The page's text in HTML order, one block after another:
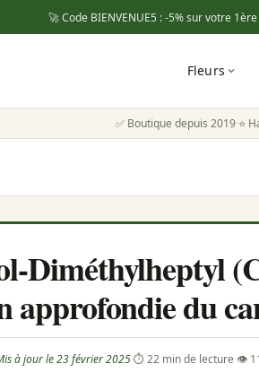
🚀 Code BIENVENUE5: -5% sur votre 1ère
Fleurs
✅ Boutique depuis 2019·⭐
Diméthylheptyl
approfondie du
à jour le 23 février 2025·⏱ 22 min de lecture·👁